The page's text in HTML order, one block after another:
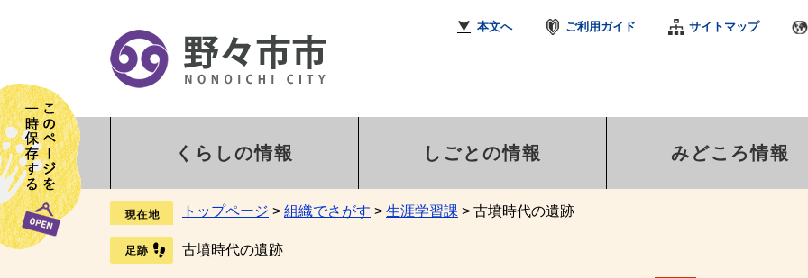
本文へ ご利用ガイド サイトマップ
くらしの情報 しごとの情報 みどころ情報
トップページ > 組織でさがす > 生涯学習課 > 古墳時代の遺跡
古墳時代の遺跡